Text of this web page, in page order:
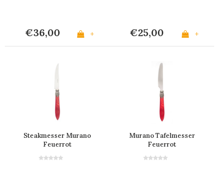
€36,00 + €25,00 +
Steakmesser Murano
Feuerrot
Murano Tafelmesser
Feuerrot